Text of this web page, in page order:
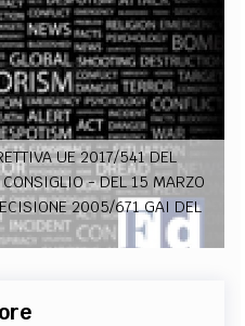
PUBBLICITÀ CONTATTI
MEDIA
UE 2017/541 DEL
CONSIGLIO - DEL 15 MARZO
2005/671 GAI DEL